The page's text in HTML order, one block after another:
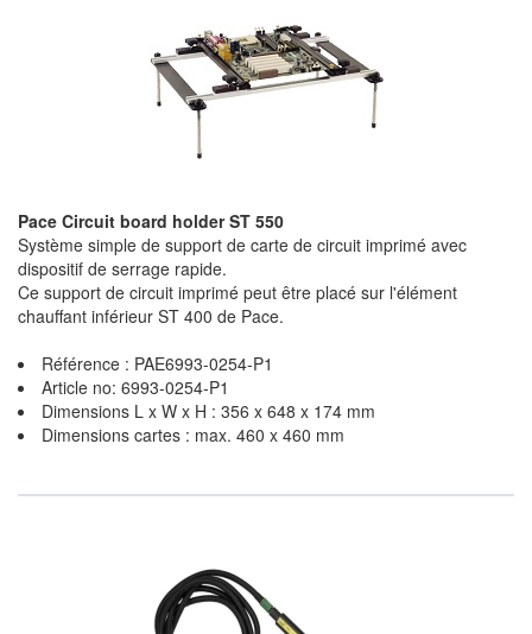
Pace Circuit board holder ST 550
Système simple de support de carte de circuit imprimé avec
dispositif de serrage rapide.
Ce support de circuit imprimé peut être placé sur l'élément
chauffant inférieur ST 400 de Pace.
Référence : PAE6993-0254-P1
Article no: 6993-0254-P1
Dimensions L x W x H : 356 x 648 x 174 mm
Dimensions cartes : max. 460 x 460 mm